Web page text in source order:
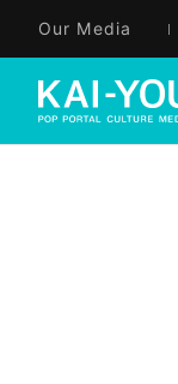
Our Media